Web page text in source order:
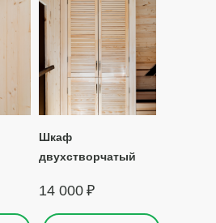
Шкаф
двухстворчатый
14 000 ₽